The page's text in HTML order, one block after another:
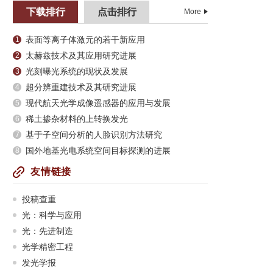
下载排行 点击排行 More
1 表面等离子体激元的若干新应用
2 太赫兹技术及其应用研究进展
3 光刻曝光系统的现状及发展
4 超分辨重建技术及其研究进展
5 现代航天光学成像遥感器的应用与发展
6 稀土掺杂材料的上转换发光
7 基于子空间分析的人脸识别方法研究
8 国外地基光电系统空间目标探测的进展
友情链接
投稿查重
光：科学与应用
光：先进制造
光学精密工程
发光学报